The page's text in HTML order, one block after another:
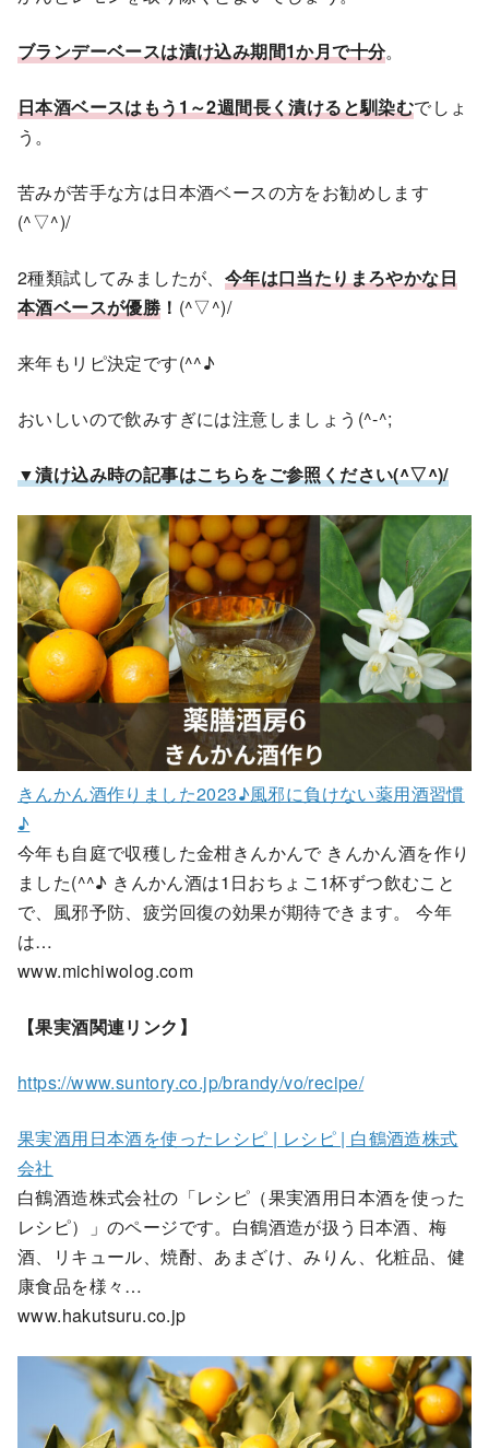
ブランデーベースは漬け込み期間1か月で十分。
日本酒ベースはもう1～2週間長く漬けると馴染むでしょ
う。
苦みが苦手な方は日本酒ベースの方をお勧めします
(^▽^)/
2種類試してみましたが、 今年は口当たりまろやかな日
本酒ベースが優勝 ！ (^▽^)/
来年もリピ決定です(^^♪
おいしいので飲みすぎには注意しましょう(^-^;
▼漬け込み時の記事はこちらをご参照ください(^▽^)/
きんかん酒作りました2023♪風邪に負けない薬用酒習慣
♪
今年も自庭で収穫した金柑きんかんで きんかん酒を作り
ました(^^♪ きんかん酒は1日おちょこ1杯ずつ飲むこと
で、風邪予防、疲労回復の効果が期待できます。 今年
は…
www.michiwolog.com
【果実酒関連リンク】
https://www.suntory.co.jp/brandy/vo/recipe/
果実酒用日本酒を使ったレシピ | レシピ | 白鶴酒造株式
会社
白鶴酒造株式会社の「レシピ（果実酒用日本酒を使った
レシピ）」のページです。白鶴酒造が扱う日本酒、梅
酒、リキュール、焼酎、あまざけ、みりん、化粧品、健
康食品を様々…
www.hakutsuru.co.jp